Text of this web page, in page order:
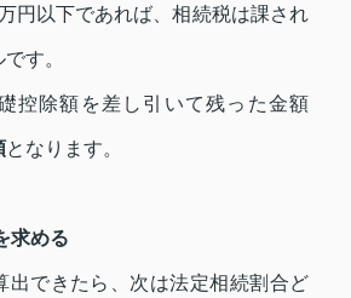
円以下であれば、相続税は課され
す。
控除額を差し引いて残った金額
となります。
求める
出できたら、次は法定相続割合ど